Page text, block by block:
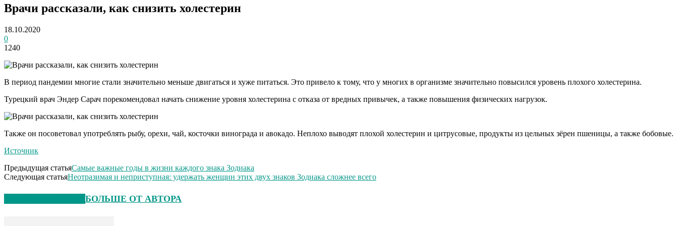
Врачи рассказали, как снизить холестерин
18.10.2020
0
1240
В период пандемии многие стали значительно меньше двигаться и хуже питаться. Это привело к тому, что у многих в организме значительно повысился уровень плохого холестерина.
Турецкий врач Эндер Сарач порекомендовал начать снижение уровня холестерина с отказа от вредных привычек, а также повышения физических нагрузок.
Также он посоветовал употреблять рыбу, орехи, чай, косточки винограда и авокадо. Неплохо выводят плохой холестерин и цитрусовые, продукты из цельных зёрен пшеницы, а также бобовые.
Источник
Предыдущая статьяСамые важные годы в жизни каждого знака Зодиака
Следующая статьяНеотразимая и неприступная: удержать женщин этих двух знаков Зодиака сложнее всего
БОЛЬШЕ ОТ АВТОРА